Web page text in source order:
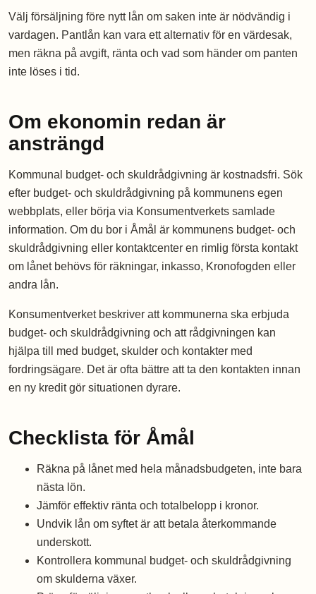
Välj försäljning före nytt lån om saken inte är nödvändig i
vardagen. Pantlån kan vara ett alternativ för en värdesak,
men räkna på avgift, ränta och vad som händer om panten
inte löses i tid.
Om ekonomin redan är
ansträngd
Kommunal budget- och skuldrådgivning är kostnadsfri. Sök
efter budget- och skuldrådgivning på kommunens egen
webbplats, eller börja via Konsumentverkets samlade
information. Om du bor i Åmål är kommunens budget- och
skuldrådgivning eller kontaktcenter en rimlig första kontakt
om lånet behövs för räkningar, inkasso, Kronofogden eller
andra lån.
Konsumentverket beskriver att kommunerna ska erbjuda
budget- och skuldrådgivning och att rådgivningen kan
hjälpa till med budget, skulder och kontakter med
fordringsägare. Det är ofta bättre att ta den kontakten innan
en ny kredit gör situationen dyrare.
Checklista för Åmål
Räkna på lånet med hela månadsbudgeten, inte bara
nästa lön.
Jämför effektiv ränta och totalbelopp i kronor.
Undvik lån om syftet är att betala återkommande
underskott.
Kontrollera kommunal budget- och skuldrådgivning
om skulderna växer.